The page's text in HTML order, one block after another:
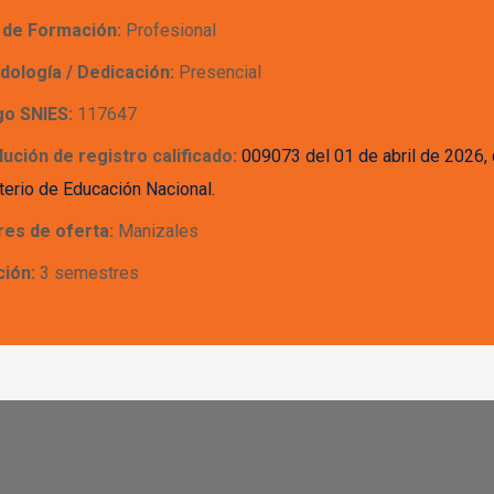
Formación: Profesional
/ Dedicación: Presencial
SNIES: 117647
de registro calificado: 009073 del 01 de abril de 2026,
de Educación Nacional.
de oferta: Manizales
3 semestres